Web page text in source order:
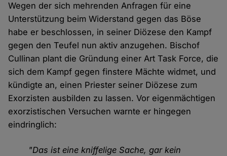
Wegen der sich mehrenden Anfragen für eine
Unterstützung beim Widerstand gegen das Böse
habe er beschlossen, in seiner Diözese den Kampf
gegen den Teufel nun aktiv anzugehen. Bischof
Cullinan plant die Gründung einer Art Task Force, die
sich dem Kampf gegen finstere Mächte widmet, und
kündigte an, einen Priester seiner Diözese zum
Exorzisten ausbilden zu lassen. Vor eigenmächtigen
exorzistischen Versuchen warnte er hingegen
eindringlich:
"Das ist eine kniffelige Sache, gar kein